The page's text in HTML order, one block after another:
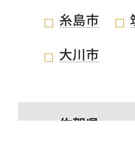
糸島市
大川市
佐賀県